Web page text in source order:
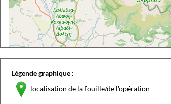
Légende graphique :
localisation de la fouille/de l'opération